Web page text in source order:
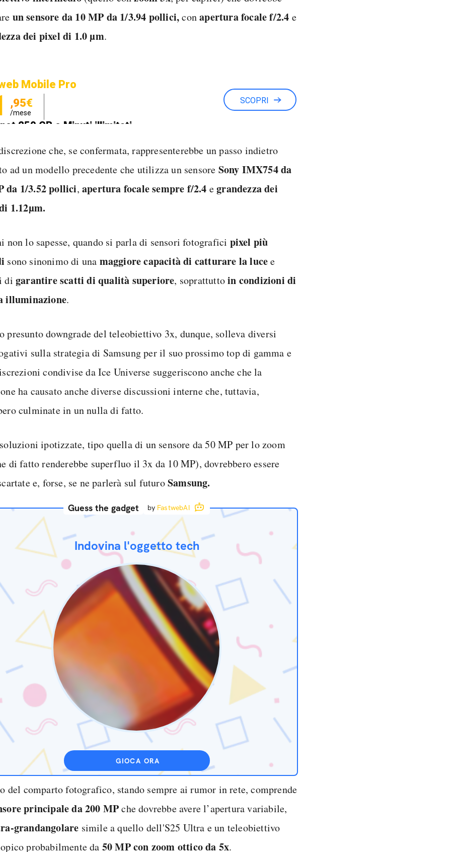
un sensore da 10 MP da 1/3.94 pollici,conapertura focale f/2.4 e
dei pixel di 1.0 µm.
Mobile Pro
,95€
/mese
250 GB e Minuti illimitati
SCOPRI
che, se confermata, rappresenterebbe un passo indietro
ad un modello precedente che utilizza un sensore Sony IMX754 da
da 1/3.52 pollici,apertura focale sempre f/2.4 egrandezza dei
1.12µm.
non lo sapesse, quando si parla di sensori fotografici pixel più
sono sinonimo di una maggiore capacità di catturare la lucee
di garantire scatti di qualità superiore, soprattuttoin condizioni di
illuminazione.
presunto downgrade del teleobiettivo 3x, dunque, solleva diversi
sulla strategia di Samsung per il suo prossimo top di gamma e
condivise da Ice Universe suggeriscono anche che la
ha causato anche diverse discussioni interne che, tuttavia,
culminate in un nulla di fatto.
ipotizzate, tipo quella di un sensore da 50 MP per lo zoom
di fatto renderebbe superfluo il 3x da 10 MP), dovrebbero essere
e, forse, se ne parlerà sul futuroSamsung.
Guess the gadget by FastwebAI
Indovina l'oggetto tech
GIOCA ORA
del comparto fotografico, stando sempre ai rumor in rete, comprende
principale da 200 MPche dovrebbe avere l’apertura variabile,
grandangolare simile a quello dell'S25 Ultra e un teleobiettivo
probabilmente da 50 MP con zoom ottico da 5x.